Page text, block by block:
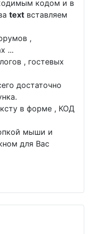
кодом и в
text вставляем
,
...
, гостевых
достаточно
в форме , КОД
мыши и
для Вас